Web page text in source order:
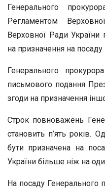
Генерального
Регламентом
Верховної Ради України
на призначення на посаду
Генерального
письмового подання
згоди на призначення
Строк повноважень
становить п’ять років.
бути призначена на
України більше ніж на
На посаду Генерального